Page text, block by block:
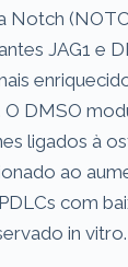
Notch
JAG1 e
DMSO
ligados à
ao
com
in vitro.